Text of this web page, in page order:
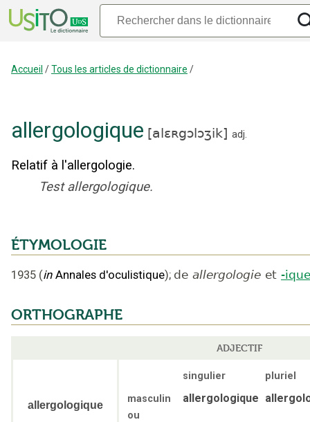
Accueil /Tous les articles de dictionnaire /
allergologique [alɛʀgɔlɔʒik] adj.
Relatif à l'allergologie.
Test allergologique.
ÉTYMOLOGIE
1935 (in Annales d'oculistique); de allergologie et -ique
ORTHOGRAPHE
ADJECTIF
allergologique
singulier
pluriel
masculin
ou
allergologique